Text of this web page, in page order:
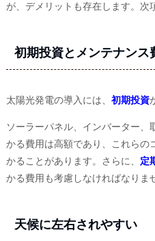
が、デメリットも存在します。次
初期投資とメンテナンス
太陽光発電の導入には、 初期投資
ソーラーパネル、インバーター
かる費用は高額であり、これらの
かることがあります。さらに、 定
かる費用も考慮しなければなりま
天候に左右されやすい